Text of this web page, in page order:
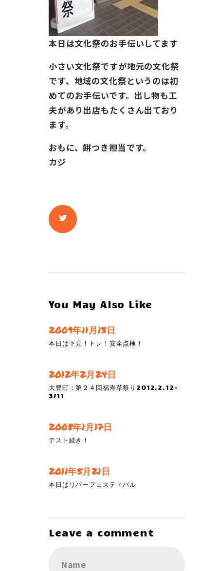
本日は文化祭のお手伝いしてます
小さい文化祭ですが地元の文化祭
です、地域の文化祭というのは初
めてのお手伝いです。出し物も工
夫があり出店もたくさん出ており
ます。
おもに、餅つき担当です。
カジ
You May Also Like
2009年11月13日
本日は下見！トレ！安全点検！
2012年2月24日
大豊町：第２４回福寿草祭り2012.2.12-
3/11
2008年1月17日
テスト続き！
2011年5月21日
本日はリバーフェスティバル
Leave a comment
Name